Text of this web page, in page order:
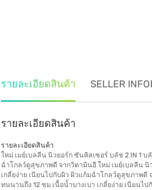
รายละเอียดสินค้า SELLER
รายละเอียดสินค้า
รายละเอียดสินค้า
ใหม่ เมย์เบลลีน นิวยอร์ก ซันคิสเซอร์ บลัช 2 IN 1 บ
ฉ่ำโกลว์ดูสุขภาพดี จากวิตามินอี ใหม่ เมย์เบลลีน นิ
เกลี่ยง่าย เนียนไปกับผิว ผิวแก้มฉ่ำโกลว์ดูสุขภาพดี
ทนนานถึง 12 ชม เนื้อน้ำบางเบา เกลี่ยง่าย เนียน